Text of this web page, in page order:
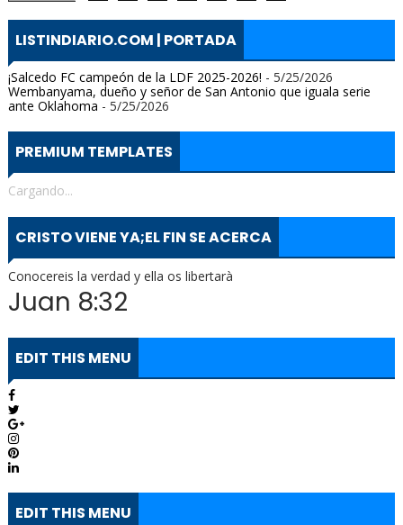
LISTINDIARIO.COM | PORTADA
¡Salcedo FC campeón de la LDF 2025-2026! - 5/25/2026
Wembanyama, dueño y señor de San Antonio que iguala serie
ante Oklahoma - 5/25/2026
PREMIUM TEMPLATES
Cargando...
CRISTO VIENE YA;EL FIN SE ACERCA
Conocereis la verdad y ella os libertarà
Juan 8:32
EDIT THIS MENU
EDIT THIS MENU